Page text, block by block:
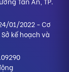
01/2022 - Cơ
kế hoạch và